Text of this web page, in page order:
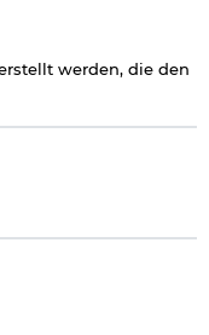
werden, die den